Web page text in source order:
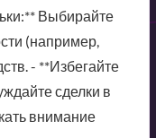
Выбирайте
(например,
- **Избегайте
сделки в
внимание